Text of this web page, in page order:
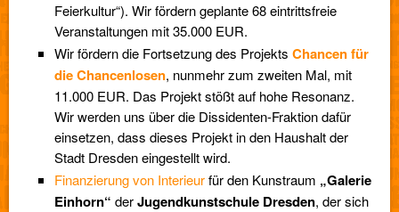
Feierkultur“). Wir fördern geplante 68 eintrittsfreie
Veranstaltungen mit 35.000 EUR.
Wir fördern die Fortsetzung des Projekts Chancen für
die Chancenlosen, nunmehr zum zweiten Mal, mit
11.000 EUR. Das Projekt stößt auf hohe Resonanz.
Wir werden uns über die Dissidenten-Fraktion dafür
einsetzen, dass dieses Projekt in den Haushalt der
Stadt Dresden eingestellt wird.
Finanzierung von Interieurfür den Kunstraum „Galerie
Einhorn“ derJugendkunstschule Dresden, der sich